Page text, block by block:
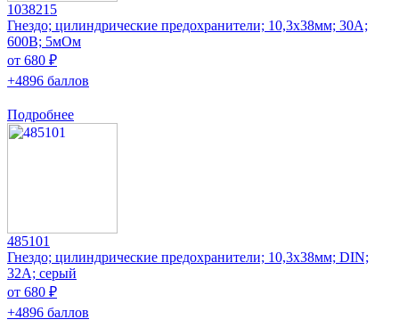
1038215
Гнездо; цилиндрические предохранители; 10,3x38мм; 30А;
600В; 5мОм
от 680 ₽
+4896 баллов
Подробнее
485101
Гнездо; цилиндрические предохранители; 10,3x38мм; DIN;
32А; серый
от 680 ₽
+4896 баллов